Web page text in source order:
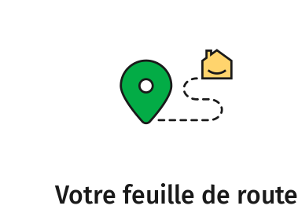
Votre feuille de route